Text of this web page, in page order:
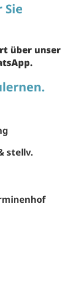
über unser
stellv.